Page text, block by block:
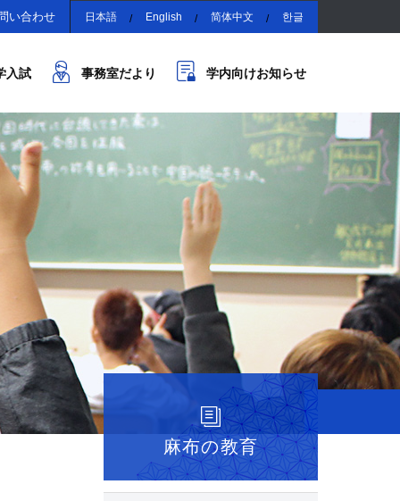
い合わせ 日本語 English 简体中文 한글
入試 事務室だより 学内向けお知らせ
麻布の教育